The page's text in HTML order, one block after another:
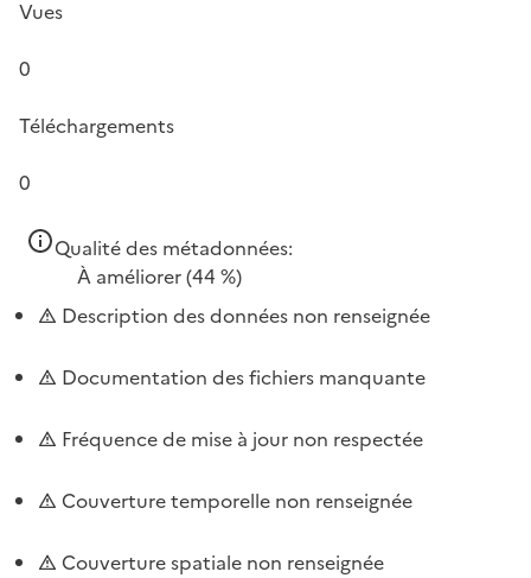
Vues
0
Téléchargements
0
Qualité des métadonnées:
À améliorer(44 %)
Description des données non renseignée
Documentation des fichiers manquante
Fréquence de mise à jour non respectée
Couverture temporelle non renseignée
Couverture spatiale non renseignée